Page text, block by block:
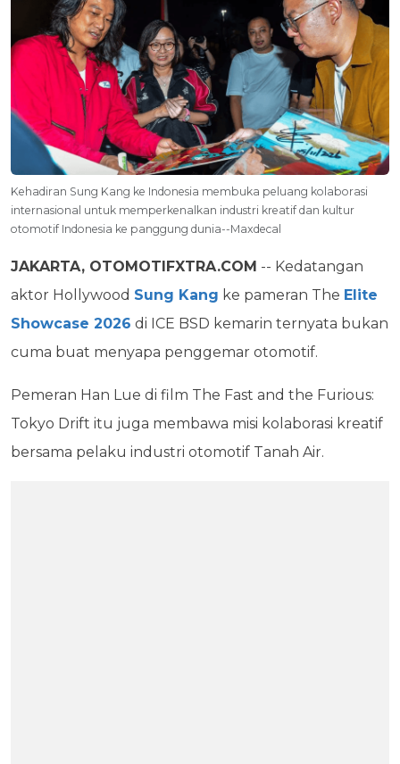
Kehadiran Sung Kang ke Indonesia membuka peluang kolaborasi
internasional untuk memperkenalkan industri kreatif dan kultur
otomotif Indonesia ke panggung dunia--Maxdecal
JAKARTA, OTOMOTIFXTRA.COM -- Kedatangan
aktor Hollywood Sung Kang ke pameran The Elite
Showcase 2026 di ICE BSD kemarin ternyata bukan
cuma buat menyapa penggemar otomotif.
Pemeran Han Lue di film The Fast and the Furious:
Tokyo Drift itu juga membawa misi kolaborasi kreatif
bersama pelaku industri otomotif Tanah Air.